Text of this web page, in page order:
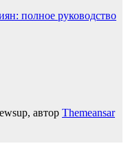
полное руководство
автор Themeansar